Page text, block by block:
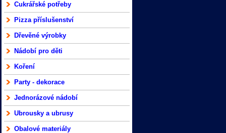
Cukrářské potřeby
Pizza příslušenství
Dřevěné výrobky
Nádobí pro děti
Koření
Party - dekorace
Jednorázové nádobí
Ubrousky a ubrusy
Obalové materiály